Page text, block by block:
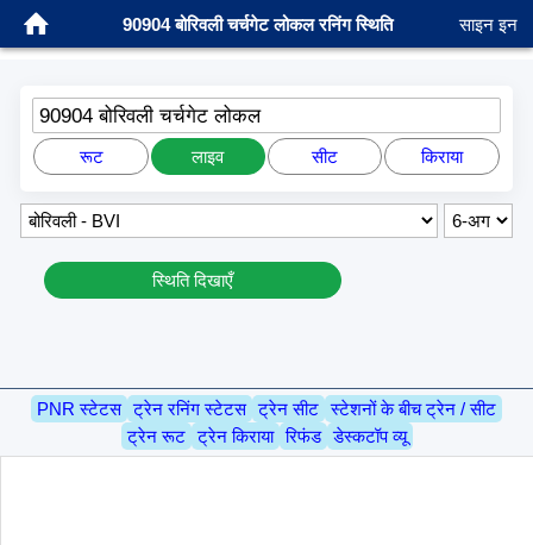
90904 बोरिवली चर्चगेट लोकल रनिंग स्थिति साइन इन
90904 बोरिवली चर्चगेट लोकल
रूट लाइव सीट किराया
स्थिति दिखाएँ
PNR स्टेटस ट्रेन रनिंग स्टेटस ट्रेन सीट स्टेशनों के बीच ट्रेन / सीट
ट्रेन रूट ट्रेन किराया रिफंड डेस्कटॉप व्यू